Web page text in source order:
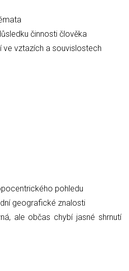
činnosti člověka
vztazích a souvislostech
pohledu
geografické znalosti
ale občas chybí jasné shrnutí